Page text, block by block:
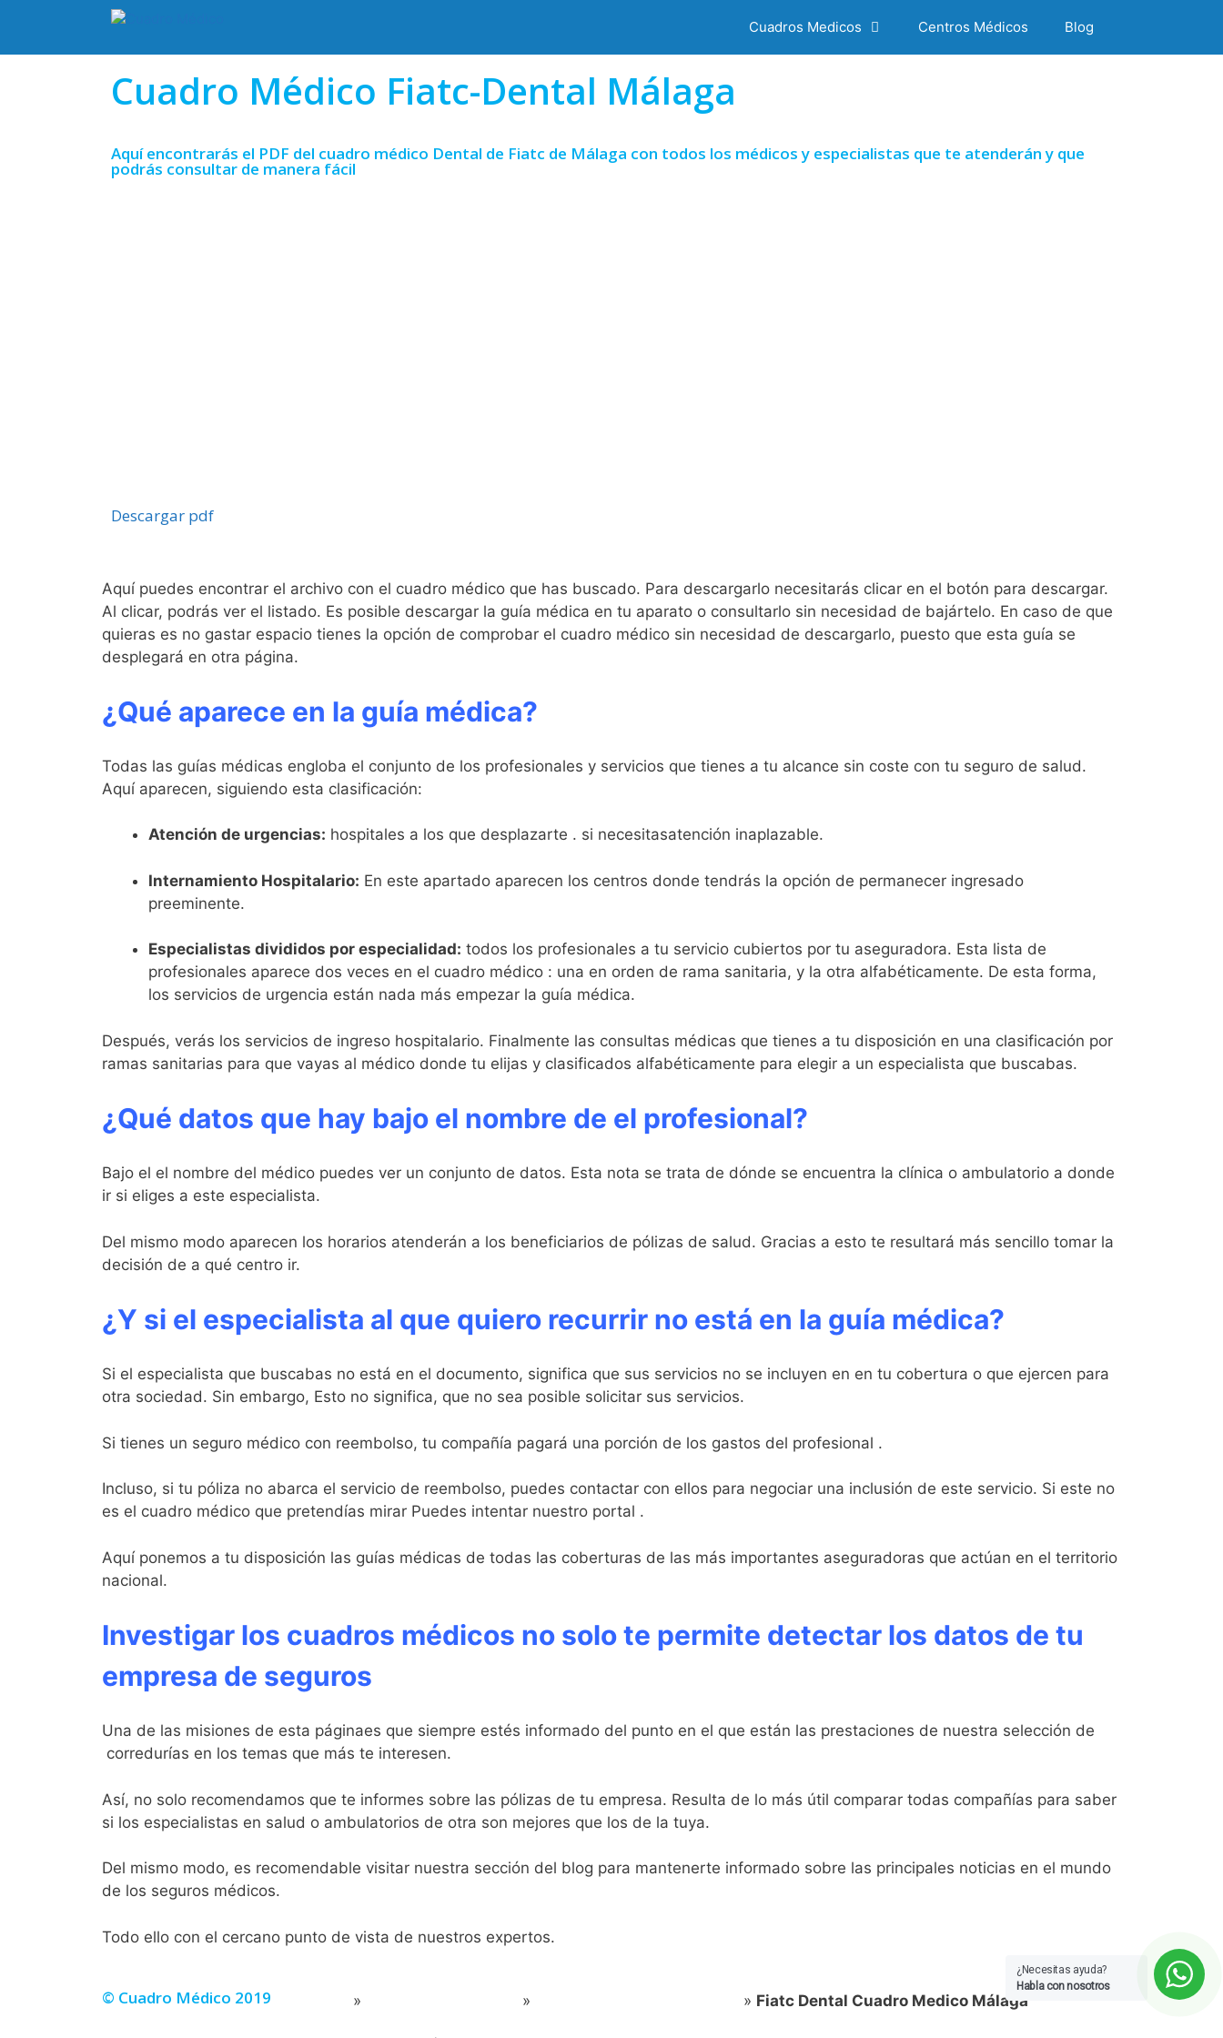
¿Necesitas ayuda?
Habla con nosotros
Cuadros Medicos Centros Médicos Blog
Cuadro Médico Fiatc-Dental Málaga
Aquí encontrarás el PDF del cuadro médico Dental de Fiatc de Málaga con todos los médicos y especialistas que te atenderán y que
podrás consultar de manera fácil
Descargar pdf
Aquí puedes encontrar el archivo con el cuadro médico que has buscado. Para descargarlo necesitarás clicar en el botón para descargar.
Al clicar, podrás ver el listado. Es posible descargar la guía médica en tu aparato o consultarlo sin necesidad de bajártelo. En caso de que
quieras es no gastar espacio tienes la opción de comprobar el cuadro médico sin necesidad de descargarlo, puesto que esta guía se
desplegará en otra página.
¿Qué aparece en la guía médica?
Todas las guías médicas engloba el conjunto de los profesionales y servicios que tienes a tu alcance sin coste con tu seguro de salud.
Aquí aparecen, siguiendo esta clasificación:
Atención de urgencias: hospitales a los que desplazarte . si necesitasatención inaplazable.
Internamiento Hospitalario: En este apartado aparecen los centros donde tendrás la opción de permanecer ingresado
preeminente.
Especialistas divididos por especialidad: todos los profesionales a tu servicio cubiertos por tu aseguradora. Esta lista de
profesionales aparece dos veces en el cuadro médico : una en orden de rama sanitaria, y la otra alfabéticamente. De esta forma,
los servicios de urgencia están nada más empezar la guía médica.
Después, verás los servicios de ingreso hospitalario. Finalmente las consultas médicas que tienes a tu disposición en una clasificación por
ramas sanitarias para que vayas al médico donde tu elijas y clasificados alfabéticamente para elegir a un especialista que buscabas.
¿Qué datos que hay bajo el nombre de el profesional?
Bajo el el nombre del médico puedes ver un conjunto de datos. Esta nota se trata de dónde se encuentra la clínica o ambulatorio a donde
ir si eliges a este especialista.
Del mismo modo aparecen los horarios atenderán a los beneficiarios de pólizas de salud. Gracias a esto te resultará más sencillo tomar la
decisión de a qué centro ir.
¿Y si el especialista al que quiero recurrir no está en la guía médica?
Si el especialista que buscabas no está en el documento, significa que sus servicios no se incluyen en en tu cobertura o que ejercen para
otra sociedad. Sin embargo, Esto no significa, que no sea posible solicitar sus servicios.
Si tienes un seguro médico con reembolso, tu compañía pagará una porción de los gastos del profesional .
Incluso, si tu póliza no abarca el servicio de reembolso, puedes contactar con ellos para negociar una inclusión de este servicio. Si este no
es el cuadro médico que pretendías mirar Puedes intentar nuestro portal .
Aquí ponemos a tu disposición las guías médicas de todas las coberturas de las más importantes aseguradoras que actúan en el territorio
nacional.
Investigar los cuadros médicos no solo te permite detectar los datos de tu
empresa de seguros
Una de las misiones de esta páginaes que siempre estés informado del punto en el que están las prestaciones de nuestra selección de
corredurías en los temas que más te interesen.
Así, no solo recomendamos que te informes sobre las pólizas de tu empresa. Resulta de lo más útil comparar todas compañías para saber
si los especialistas en salud o ambulatorios de otra son mejores que los de la tuya.
Del mismo modo, es recomendable visitar nuestra sección del blog para mantenerte informado sobre las principales noticias en el mundo
de los seguros médicos.
Todo ello con el cercano punto de vista de nuestros expertos.
© Cuadro Médico 2019 » » » Fiatc Dental Cuadro Medico Málaga